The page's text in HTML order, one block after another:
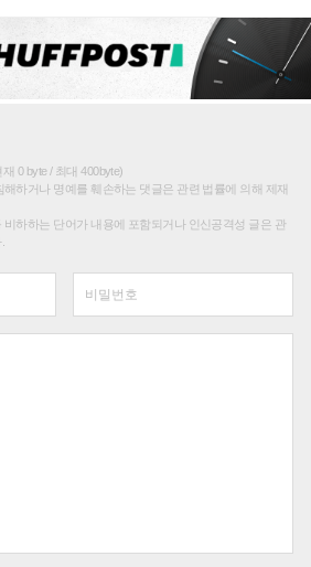
0 byte / 최대 400byte)
하거나 명예를 훼손하는 댓글은 관련 법률에 의해 제재
비하하는 단어가 내용에 포함되거나 인신공격성 글은 관